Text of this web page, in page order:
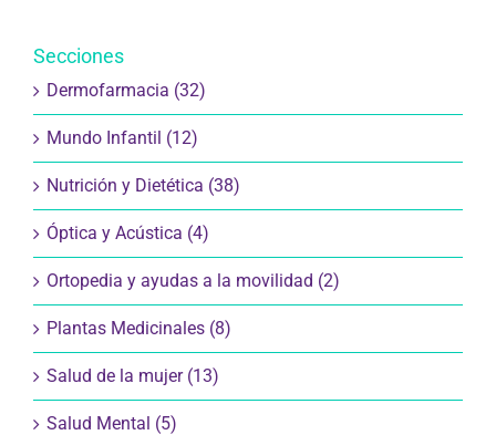
Secciones
Dermofarmacia (32)
Mundo Infantil (12)
Nutrición y Dietética (38)
Óptica y Acústica (4)
Ortopedia y ayudas a la movilidad (2)
Plantas Medicinales (8)
Salud de la mujer (13)
Salud Mental (5)